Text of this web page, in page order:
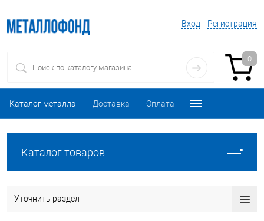
Вход Регистрация
0
Каталог металла Доставка Оплата
Каталог товаров
Уточнить раздел